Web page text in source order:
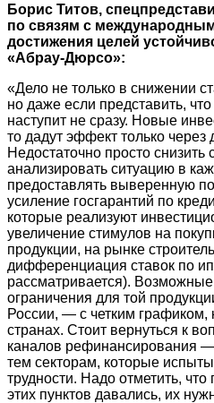
Борис Титов,
по связям с
достижения целей
«Абрау-Дюрсо»:
«Дело не только в снижении
но даже если представить,
наступит не сразу. Новые
то дадут эффект только через
Недостаточно просто
анализировать ситуацию в
предоставлять выверенную
усиление госгарантий по
которые реализуют
увеличение стимулов на
продукции, на рынке
дифференциация ставок по
рассматривается).
ограничения для той
России, — с четким графиком,
странах. Стоит вернуться к
каналов рефинансирования —
тем секторам, которые
трудности. Надо отметить,
этих пунктов давались, их